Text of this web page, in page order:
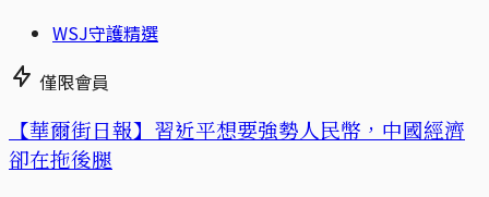
WSJ守護精選
僅限會員
【華爾街日報】習近平想要強勢人民幣，中國經濟
卻在拖後腿